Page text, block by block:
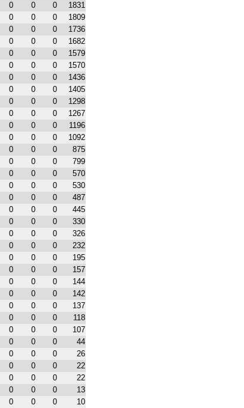
0 0 0
1831
0 0 0
1809
0 0 0
1736
0 0 0
1682
0 0 0
1579
0 0 0
1570
0 0 0
1436
0 0 0
1405
0 0 0
1298
0 0 0
1267
0 0 0
1196
0 0 0
1092
0 0 0
875
0 0 0
799
0 0 0
570
0 0 0
530
0 0 0
487
0 0 0
445
0 0 0
330
0 0 0
326
0 0 0
232
0 0 0
195
0 0 0
157
0 0 0
144
0 0 0
142
0 0 0
137
0 0 0
118
0 0 0
107
0 0 0
44
0 0 0
26
0 0 0
22
0 0 0
22
0 0 0
13
0 0 0 10